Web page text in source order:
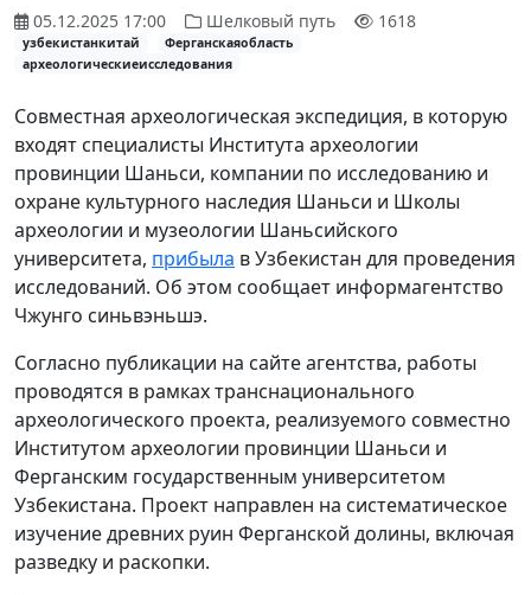
05.12.2025 17:00 Шелковый путь 1618
узбекистанкитай
Ферганскаяобласть
археологическиеисследования
Совместная археологическая экспедиция, в которую
входят специалисты Института археологии
провинции Шаньси, компании по исследованию и
охране культурного наследия Шаньси и Школы
археологии и музеологии Шаньсийского
университета, прибыла в Узбекистан для проведения
исследований. Об этом сообщает информагентство
Чжунго синьвэньшэ.
Согласно публикации на сайте агентства, работы
проводятся в рамках транснационального
археологического проекта, реализуемого совместно
Институтом археологии провинции Шаньси и
Ферганским государственным университетом
Узбекистана. Проект направлен на систематическое
изучение древних руин Ферганской долины, включая
разведку и раскопки.